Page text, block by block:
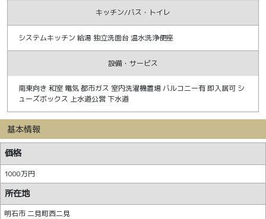
キッチン/バス・トイレ
システムキッチン 給湯 独立洗面台 温水洗浄便座
設備・サービス
南東向き 和室 電気 都市ガス 室内洗濯機置場 バルコニー有 即入居可 シ
ューズボックス 上水道公営 下水道
基本情報
価格
1000万円
所在地
明石市 二見町西二見